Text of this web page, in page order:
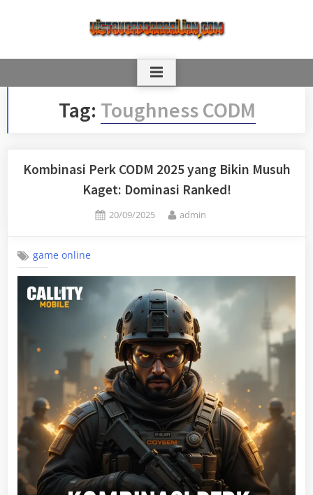
Tag: Toughness CODM
Kombinasi Perk CODM 2025 yang Bikin Musuh
Kaget: Dominasi Ranked!
Posted
20/09/2025 By
admin
game online